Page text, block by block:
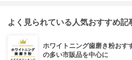
よく見られている人気おすすめ記
ホワイトニング歯磨き粉おす
の多い市販品を中心に